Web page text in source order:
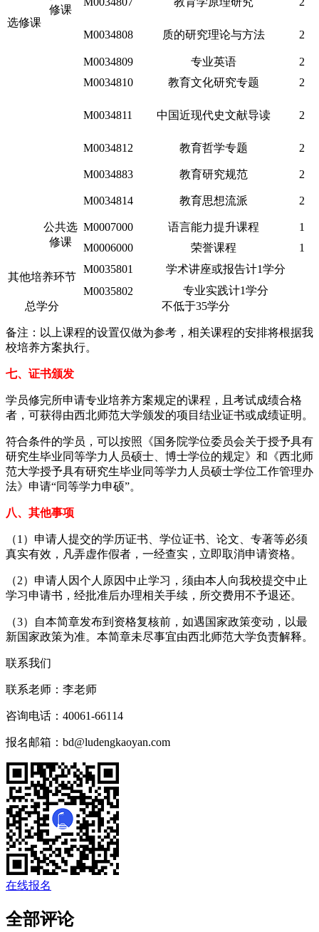
选修课
修课
M0034808 质的研究理论与方法 2
M0034809 专业英语
2
M0034810
教育文化研究专题 2
M0034811 中国近现代史文献导读 2
M0034812 教育哲学专题 2
M0034883 教育研究规范 2
M0034814 教育思想流派 2
公共选
修课
M0007000 语言能力提升课程
1
M0006000
荣誉课程 1
其他培养环节
M0035801
学术讲座或报告计1学分
M0035802
专业实践计1学分
总学分
不低于35学分
备注：以上课程的设置仅做为参考，相关课程的安排将根据我
校培养方案执行。
七、证书颁发
学员修完所申请专业培养方案规定的课程，且考试成绩合格
者，可获得由西北师范大学颁发的项目结业证书或成绩证明。
符合条件的学员，可以按照《国务院学位委员会关于授予具有
研究生毕业同等学力人员硕士、博士学位的规定》和《西北师
范大学授予具有研究生毕业同等学力人员硕士学位工作管理办
法》申请“同等学力申硕”。
八、其他事项
（1）申请人提交的学历证书、学位证书、论文、专著等必须
真实有效，凡弄虚作假者，一经查实，立即取消申请资格。
（2）申请人因个人原因中止学习，须由本人向我校提交中止
学习申请书，经批准后办理相关手续，所交费用不予退还。
（3）自本简章发布到资格复核前，如遇国家政策变动，以最
新国家政策为准。本简章未尽事宜由西北师范大学负责解释。
联系我们
联系老师： 李老师
咨询电话： 40061-66114
报名邮箱： bd@ludengkaoyan.com
在线报名
全部评论